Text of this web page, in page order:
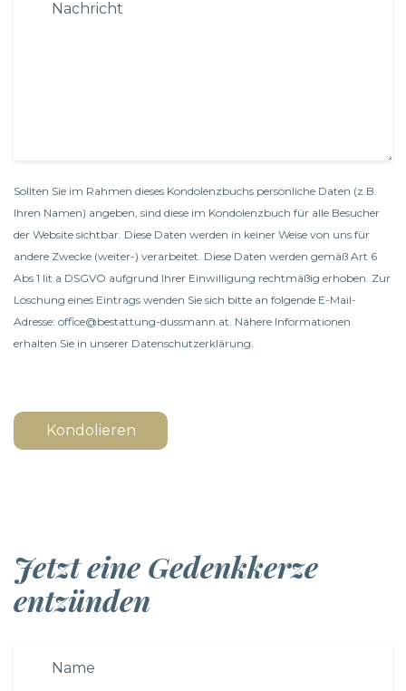
Sollten Sie im Rahmen dieses Kondolenzbuchs persönliche Daten (z.B.
Ihren Namen) angeben, sind diese im Kondolenzbuch für alle Besucher
der Website sichtbar. Diese Daten werden in keiner Weise von uns für
andere Zwecke (weiter-) verarbeitet. Diese Daten werden gemäß Art 6
Abs 1 lit a DSGVO aufgrund Ihrer Einwilligung rechtmäßig erhoben. Zur
Löschung eines Eintrags wenden Sie sich bitte an folgende E-Mail-
Adresse: office@bestattung-dussmann.at. Nähere Informationen
erhalten Sie in unserer Datenschutzerklärung
Kondolieren
Jetzt eine Gedenkkerze
entzünden